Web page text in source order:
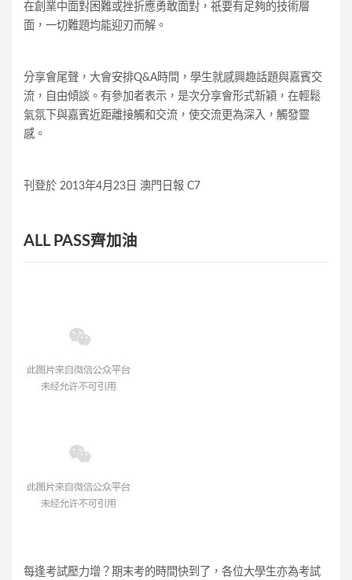
在創業中面對困難或挫折應勇敢面對，祇要有足夠的技術層
面，一切難題均能迎刃而解。
分享會尾聲，大會安排Q&A時間，學生就感興趣話題與嘉賓交
流，自由傾談。有參加者表示，是次分享會形式新穎，在輕鬆
氣氛下與嘉賓近距離接觸和交流，使交流更為深入，觸發靈
感。
刊登於 2013年4月23日 澳門日報 C7
ALL PASS齊加油
每逢考試壓力增？期末考的時間快到了，各位大學生亦為考試